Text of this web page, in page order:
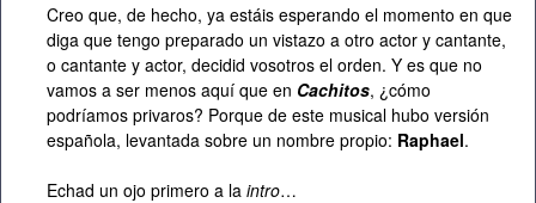
Creo que, de hecho, ya estáis esperando el momento en que
diga que tengo preparado un vistazo a otro actor y cantante,
o cantante y actor, decidid vosotros el orden. Y es que no
vamos a ser menos aquí que en Cachitos, ¿cómo
podríamos privaros? Porque de este musical hubo versión
española, levantada sobre un nombre propio: Raphael.
Echad un ojo primero a la intro…